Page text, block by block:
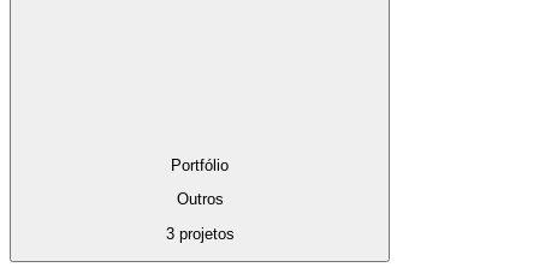
Portfólio
Outros
3 projetos